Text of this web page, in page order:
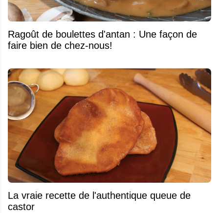
Ragoût de boulettes d'antan : Une façon de
faire bien de chez-nous!
La vraie recette de l'authentique queue de
castor